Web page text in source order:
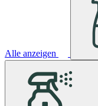
Alle anzeigen